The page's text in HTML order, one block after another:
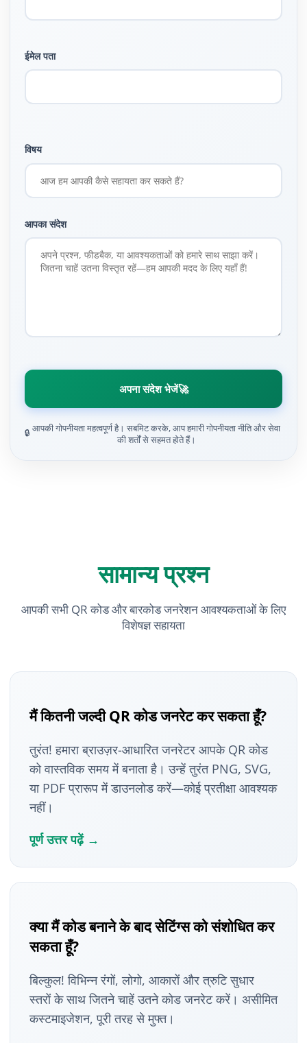
ईमेल पता
विषय
आपका संदेश
अपना संदेश भेजें🚀
🔒 आपकी गोपनीयता महत्वपूर्ण है। सबमिट करके, आप हमारी गोपनीयता नीति और सेवा
की शर्तों से सहमत होते हैं।
सामान्य प्रश्न
आपकी सभी QR कोड और बारकोड जनरेशन आवश्यकताओं के लिए
विशेषज्ञ सहायता
मैं कितनी जल्दी QR कोड जनरेट कर सकता हूँ?
तुरंत! हमारा ब्राउज़र-आधारित जनरेटर आपके QR कोड
को वास्तविक समय में बनाता है। उन्हें तुरंत PNG, SVG,
या PDF प्रारूप में डाउनलोड करें—कोई प्रतीक्षा आवश्यक
नहीं।
पूर्ण उत्तर पढ़ें →
क्या मैं कोड बनाने के बाद सेटिंग्स को संशोधित कर
सकता हूँ?
बिल्कुल! विभिन्न रंगों, लोगो, आकारों और त्रुटि सुधार
स्तरों के साथ जितने चाहें उतने कोड जनरेट करें। असीमित
कस्टमाइजेशन, पूरी तरह से मुफ्त।